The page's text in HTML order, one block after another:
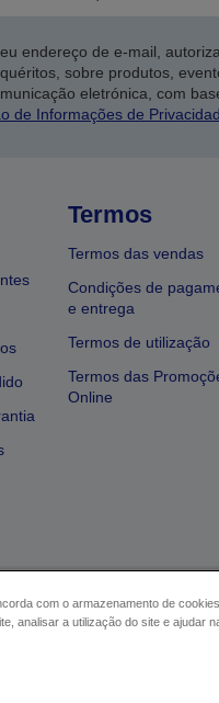
endereço de e-mail,
sobre produtos,
eletrónica, com
de Informações de
Termos
Termos das vendas
Condições de
e entrega
Termos de utilização
Termos das
Online
do vendedor
com o armazenamento de
analisar a utilização do site e ajudar